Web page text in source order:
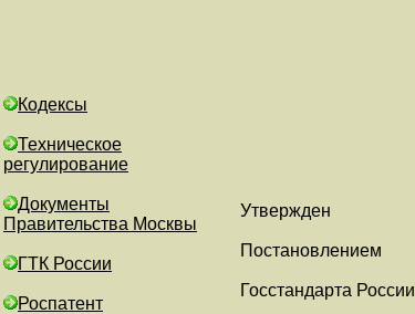
Кодексы
Техническое
регулирование
Документы
Правительства Москвы
ГТК России
Роспатент
Утвержден
Постановлением
Госстандарта России